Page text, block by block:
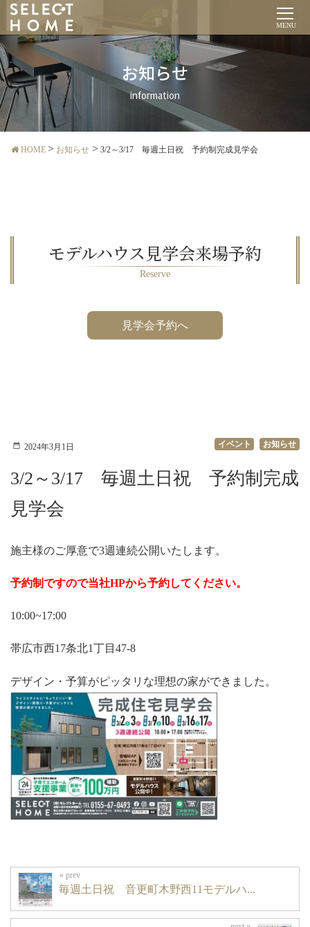
MENU
お知らせ
information
HOME お知らせ 3/2～3/17 毎週土日祝 予約制完成見学会
モデルハウス見学会来場予約
Reserve
見学会予約へ
2024年3月1日 お知らせ
イベント
3/2～3/17 毎週土日祝 予約制完成
見学会
施主様のご厚意で3週連続公開いたします。
予約制ですので当社HPから予約してください。
10:00~17:00
帯広市西17条北1丁目47-8
デザイン・予算がピッタリな理想の家ができました。
毎週土日祝 音更町木野西11モデルハ...